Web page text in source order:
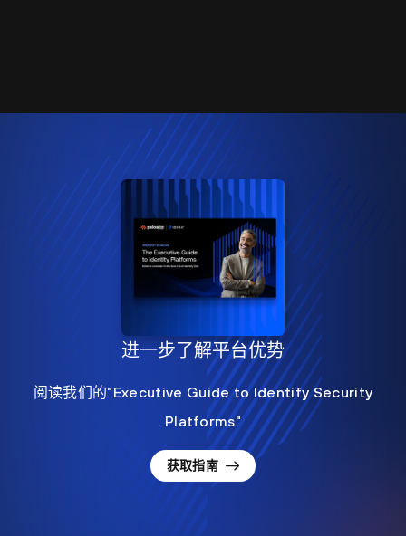
进一步了解平台优势
阅读我们的"Executive Guide to Identify Security
Platforms"
获取指南